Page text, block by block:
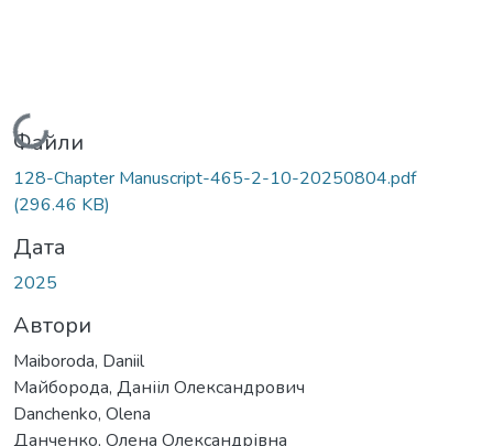
Вантажиться...
Файли
128-Chapter Manuscript-465-2-10-20250804.pdf
(296.46 KB)
Дата
2025
Автори
Maiboroda, Daniil
Майборода, Данііл Олександрович
Danchenko, Olena
Данченко, Олена Олександрівна